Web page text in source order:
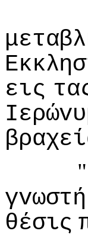
εις
"
γvωστή
θέσις